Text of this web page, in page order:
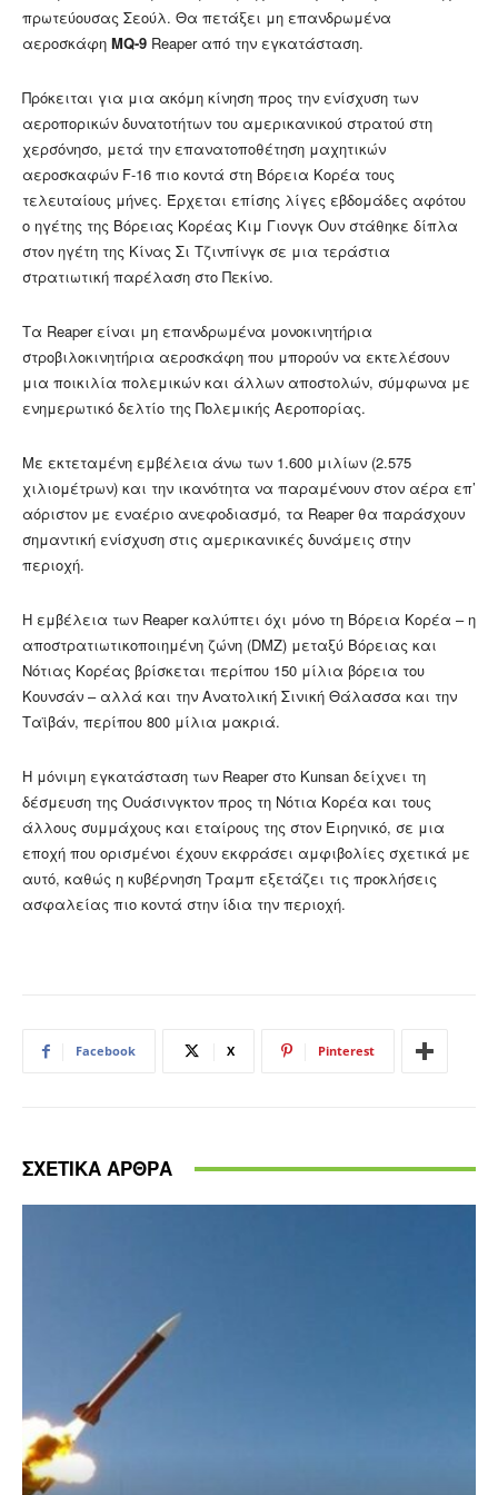
πρωτεύουσας Σεούλ. Θα πετάξει μη επανδρωμένα
αεροσκάφη MQ-9 Reaper από την εγκατάσταση.
Πρόκειται για μια ακόμη κίνηση προς την ενίσχυση των
αεροπορικών δυνατοτήτων του αμερικανικού στρατού στη
χερσόνησο, μετά την επανατοποθέτηση μαχητικών
αεροσκαφών F-16 πιο κοντά στη Βόρεια Κορέα τους
τελευταίους μήνες. Έρχεται επίσης λίγες εβδομάδες αφότου
ο ηγέτης της Βόρειας Κορέας Κιμ Γιονγκ Ουν στάθηκε δίπλα
στον ηγέτη της Κίνας Σι Τζινπίνγκ σε μια τεράστια
στρατιωτική παρέλαση στο Πεκίνο.
Τα Reaper είναι μη επανδρωμένα μονοκινητήρια
στροβιλοκινητήρια αεροσκάφη που μπορούν να εκτελέσουν
μια ποικιλία πολεμικών και άλλων αποστολών, σύμφωνα με
ενημερωτικό δελτίο της Πολεμικής Αεροπορίας.
Με εκτεταμένη εμβέλεια άνω των 1.600 μιλίων (2.575
χιλιομέτρων) και την ικανότητα να παραμένουν στον αέρα επ’
αόριστον με εναέριο ανεφοδιασμό, τα Reaper θα παράσχουν
σημαντική ενίσχυση στις αμερικανικές δυνάμεις στην
περιοχή.
Η εμβέλεια των Reaper καλύπτει όχι μόνο τη Βόρεια Κορέα – η
αποστρατιωτικοποιημένη ζώνη (DMZ) μεταξύ Βόρειας και
Νότιας Κορέας βρίσκεται περίπου 150 μίλια βόρεια του
Κουνσάν – αλλά και την Ανατολική Σινική Θάλασσα και την
Ταϊβάν, περίπου 800 μίλια μακριά.
Η μόνιμη εγκατάσταση των Reaper στο Kunsan δείχνει τη
δέσμευση της Ουάσινγκτον προς τη Νότια Κορέα και τους
άλλους συμμάχους και εταίρους της στον Ειρηνικό, σε μια
εποχή που ορισμένοι έχουν εκφράσει αμφιβολίες σχετικά με
αυτό, καθώς η κυβέρνηση Τραμπ εξετάζει τις προκλήσεις
ασφαλείας πιο κοντά στην ίδια την περιοχή.
Facebook X Pinterest
ΣΧΕΤΙΚΑ ΑΡΘΡΑ